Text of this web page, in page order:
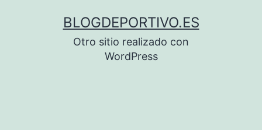
BLOGDEPORTIVO.ES
Otro sitio realizado con
WordPress